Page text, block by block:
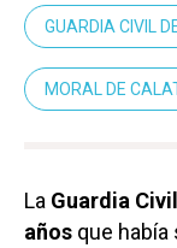
GUARDIA CIVIL
MORAL DE
La Guardia Civil
años que había